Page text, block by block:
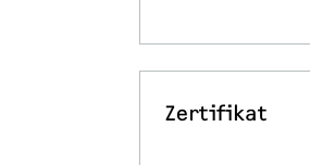
Zertifikat